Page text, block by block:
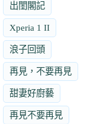
出閨閣記
Xperia 1 II
浪子回頭
再見，不要再見
甜妻好廚藝
再見不要再見